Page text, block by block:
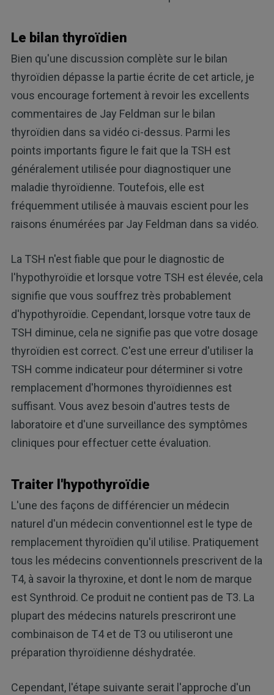
Le bilan thyroïdien
Bien qu'une discussion complète sur le bilan
thyroïdien dépasse la partie écrite de cet article, je
vous encourage fortement à revoir les excellents
commentaires de Jay Feldman sur le bilan
thyroïdien dans sa vidéo ci-dessus. Parmi les
points importants figure le fait que la TSH est
généralement utilisée pour diagnostiquer une
maladie thyroïdienne. Toutefois, elle est
fréquemment utilisée à mauvais escient pour les
raisons énumérées par Jay Feldman dans sa vidéo.
La TSH n'est fiable que pour le diagnostic de
l'hypothyroïdie et lorsque votre TSH est élevée, cela
signifie que vous souffrez très probablement
d'hypothyroïdie. Cependant, lorsque votre taux de
TSH diminue, cela ne signifie pas que votre dosage
thyroïdien est correct. C'est une erreur d'utiliser la
TSH comme indicateur pour déterminer si votre
remplacement d'hormones thyroïdiennes est
suffisant. Vous avez besoin d'autres tests de
laboratoire et d'une surveillance des symptômes
cliniques pour effectuer cette évaluation.
Traiter l'hypothyroïdie
L'une des façons de différencier un médecin
naturel d'un médecin conventionnel est le type de
remplacement thyroïdien qu'il utilise. Pratiquement
tous les médecins conventionnels prescrivent de la
T4, à savoir la thyroxine, et dont le nom de marque
est Synthroid. Ce produit ne contient pas de T3. La
plupart des médecins naturels prescriront une
combinaison de T4 et de T3 ou utiliseront une
préparation thyroïdienne déshydratée.
Cependant, l'étape suivante serait l'approche d'un